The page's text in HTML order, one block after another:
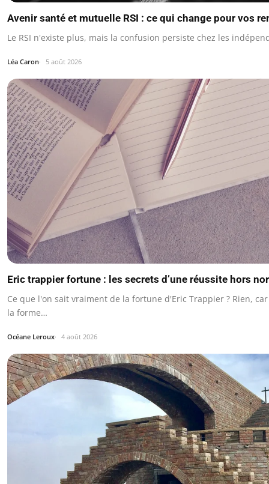
Avenir santé et mutuelle RSI : ce qui change pour vos
Le RSI n'existe plus, mais la confusion persiste chez les
Léa Caron 5 août 2026
Eric trappier fortune : les secrets d’une réussite hors
Ce que l'on sait vraiment de la fortune d'Eric Trappier ? Rien,
la forme…
Océane Leroux 4 août 2026